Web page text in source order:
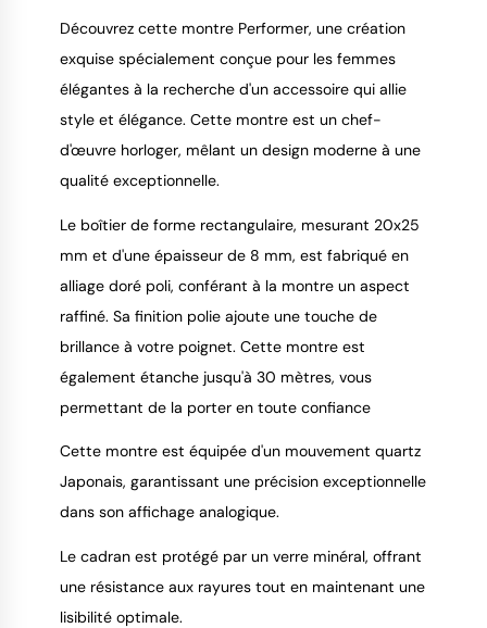
Découvrez cette montre Performer, une création
exquise spécialement conçue pour les femmes
élégantes à la recherche d'un accessoire qui allie
style et élégance. Cette montre est un chef-
d'œuvre horloger, mêlant un design moderne à une
qualité exceptionnelle.
Le boîtier de forme rectangulaire, mesurant 20x25
mm et d'une épaisseur de 8 mm, est fabriqué en
alliage doré poli, conférant à la montre un aspect
raffiné. Sa finition polie ajoute une touche de
brillance à votre poignet. Cette montre est
également étanche jusqu'à 30 mètres, vous
permettant de la porter en toute confiance
Cette montre est équipée d'un mouvement quartz
Japonais, garantissant une précision exceptionnelle
dans son affichage analogique.
Le cadran est protégé par un verre minéral, offrant
une résistance aux rayures tout en maintenant une
lisibilité optimale.